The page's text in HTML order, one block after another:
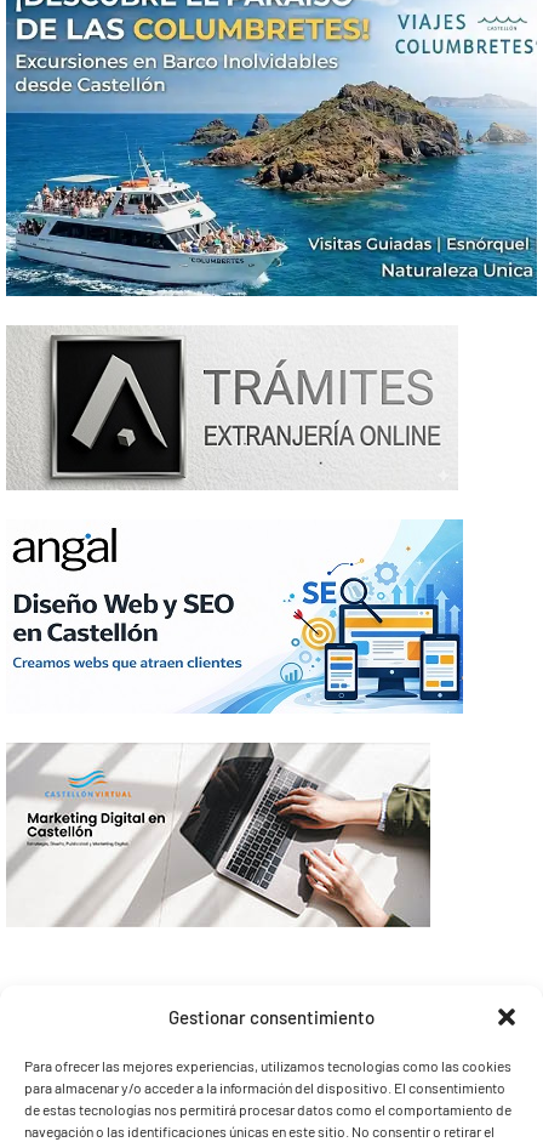
Gestionar consentimiento
Para ofrecer las mejores experiencias, utilizamos tecnologías como las cookies
para almacenar y/o acceder a la información del dispositivo. El consentimiento
de estas tecnologías nos permitirá procesar datos como el comportamiento de
navegación o las identificaciones únicas en este sitio. No consentir o retirar el